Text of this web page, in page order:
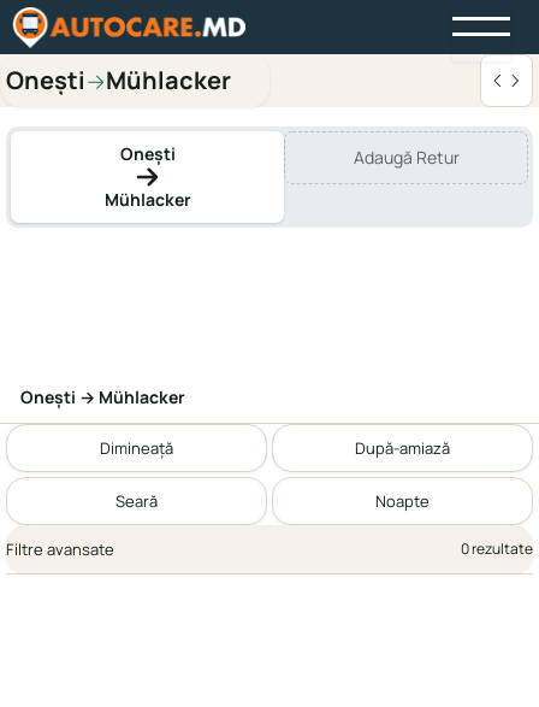
Onești→Mühlacker
Onești
Mühlacker
Adaugă Retur
Onești → Mühlacker
Dimineață După-amiază
Seară Noapte
Filtre avansate 0 rezultate